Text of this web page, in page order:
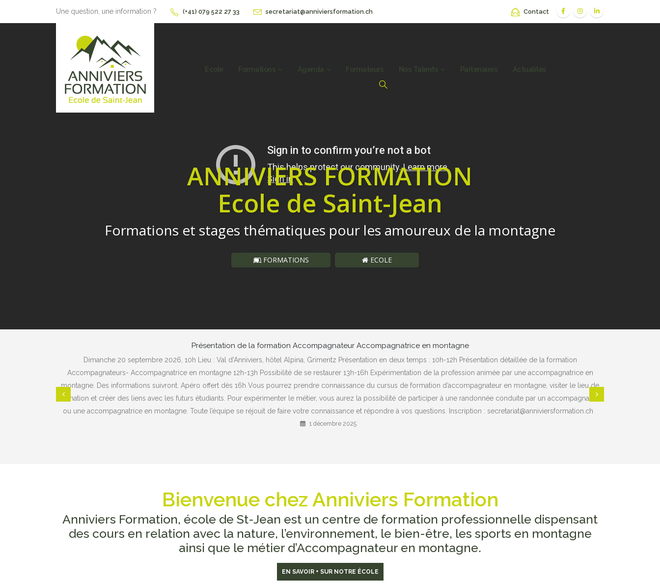
Une question, une information ? (+41) 079 522 27 33 secretariat@anniviersformation.ch Contact
Ecole Formations Agenda Formateurs Nos Talents Partenaires Actualités
FORMATIONS
Formations et stages thématiques pour les amoureux de la montagne
ECOLE
ANNIVIERS FORMATION
Ecole de Saint-Jean
Présentation de la formation Accompagnateur Accompagnatrice en montagne
Dimanche 20 septembre 2026, 10h Lieu : Val d'Anniviers, hôtel Alpina, Grimentz Présentation en deux temps : 10h-12h Présentation détaillée de la formation
Accompagnateurs- Accompagnatrice en montagne 12h-13h Possibilité de se restaurer 13h-16h Expérimentation de la profession animée par une accompagnatrice en
montagne. Des informations suivront. Apéro offert dès 16h Vous pourrez prendre connaissance du cursus de formation d’accompagnateur en montagne, visiter le lieu de
formation et créer des liens avec les futurs étudiants. Pour expérimenter le métier, vous aurez la possibilité de participer à une randonnée conduite par un accompagnateur
ou une accompagnatrice en montagne. Toute l’équipe se réjouit de faire votre connaissance et répondre à vos questions. Inscription : secretariat@anniviersformation.ch
1 décembre 2025
Bienvenue chez Anniviers Formation
Anniviers Formation, école de St-Jean est un centre de formation professionnelle dispensant
des cours en relation avec la nature, l’environnement, le bien-être, les sports en montagne
ainsi que le métier d’Accompagnateur en montagne.
EN SAVOIR + SUR NOTRE ÉCOLE